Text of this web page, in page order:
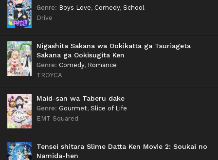
Genre: Boys Love, Comedy, School
Drive
Nigashita Sakana wa Ookikatta ga Tsuriageta
Sakana ga Ookisugita Ken
Genre: Comedy, Romance
TROYCA
Maid-san wa Taberu dake
Genre: Gourmet, Slice of Life
EMT Squared
Tensei shitara Slime Datta Ken Movie 2: Soukai no
Namida-hen